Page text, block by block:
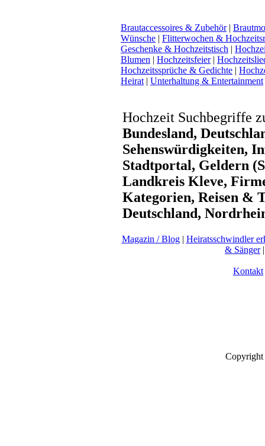
Brautaccessoires & Zubehör|
Wünsche | Flitterwochen &
Geschenke & Hochzeitstisch |
Blumen | Hochzeitsfeier|
Hochzeitssprüche & Gedichte |
Heirat| Unterhaltung & Entertainment
Hochzeit Suchbegriffe
Bundesland,
Sehenswürdigkeiten,
Stadtportal, Geldern
Landkreis Kleve,
Kategorien, Reisen &
Deutschland,
Magazin / Blog| Heiratsschwindler
& Sänger
Kontakt
Copyright